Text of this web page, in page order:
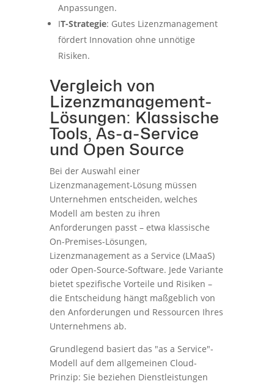
Anpassungen.
IT-Strategie: Gutes Lizenzmanagement
fördert Innovation ohne unnötige
Risiken.
Vergleich von
Lizenzmanagement-
Lösungen: Klassische
Tools, As-a-Service
und Open Source
Bei der Auswahl einer
Lizenzmanagement-Lösung müssen
Unternehmen entscheiden, welches
Modell am besten zu ihren
Anforderungen passt – etwa klassische
On-Premises-Lösungen,
Lizenzmanagement as a Service (LMaaS)
oder Open-Source-Software. Jede Variante
bietet spezifische Vorteile und Risiken –
die Entscheidung hängt maßgeblich von
den Anforderungen und Ressourcen Ihres
Unternehmens ab.
Grundlegend basiert das "as a Service"-
Modell auf dem allgemeinen Cloud-
Prinzip: Sie beziehen Dienstleistungen